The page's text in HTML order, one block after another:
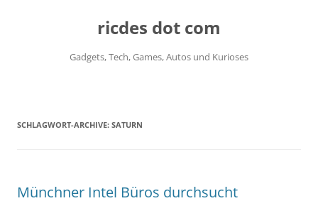
ricdes dot com
Gadgets, Tech, Games, Autos und Kurioses
SCHLAGWORT-ARCHIVE: SATURN
Münchner Intel Büros durchsucht